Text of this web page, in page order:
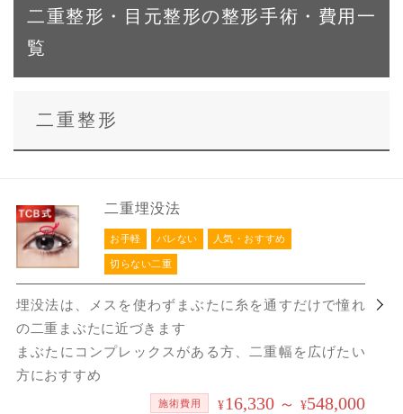
二重整形・目元整形の整形手術・費用一
覧
二重整形
二重埋没法
お手軽 バレない 人気・おすすめ
切らない二重
埋没法は、メスを使わずまぶたに糸を通すだけで憧れ
の二重まぶたに近づきます
まぶたにコンプレックスがある方、二重幅を広げたい
方におすすめ
施術費用 ¥ 16,330 ～ ¥548,000